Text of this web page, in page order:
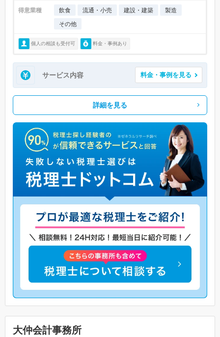
得意業種 飲食 流通・小売 建設・建築
製造
その他
個人の相談も受付可 料金・事例あり
サービス内容 料金・事例を見る
詳細を見る
大仲会計事務所